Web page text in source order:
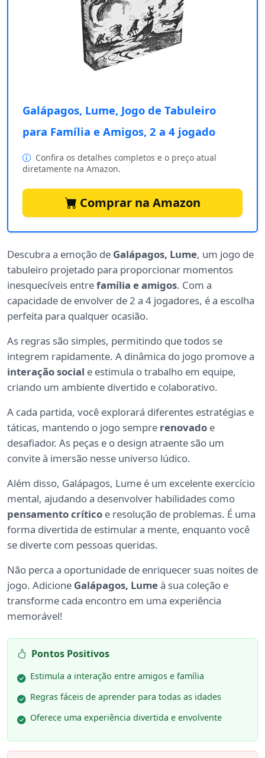
Galápagos, Lume, Jogo de Tabuleiro
para Família e Amigos, 2 a 4 jogado
Confira os detalhes completos e o preço atual
diretamente na Amazon.
Comprar na Amazon
Descubra a emoção de Galápagos, Lume, um jogo de
tabuleiro projetado para proporcionar momentos
inesquecíveis entrefamília e amigos. Com a
capacidade de envolver de 2 a 4 jogadores, é a escolha
perfeita para qualquer ocasião.
As regras são simples, permitindo que todos se
integrem rapidamente. A dinâmica do jogo promove a
interação social e estimula o trabalho em equipe,
criando um ambiente divertido e colaborativo.
A cada partida, você explorará diferentes estratégias e
táticas, mantendo o jogo sempre renovado e
desafiador. As peças e o design atraente são um
convite à imersão nesse universo lúdico.
Além disso, Galápagos, Lume é um excelente exercício
mental, ajudando a desenvolver habilidades como
pensamento crítico e resolução de problemas. É uma
forma divertida de estimular a mente, enquanto você
se diverte com pessoas queridas.
Não perca a oportunidade de enriquecer suas noites de
jogo. Adicione Galápagos, Lumeà sua coleção e
transforme cada encontro em uma experiência
memorável!
Pontos Positivos
Estimula a interação entre amigos e família
Regras fáceis de aprender para todas as idades
Oferece uma experiência divertida e envolvente